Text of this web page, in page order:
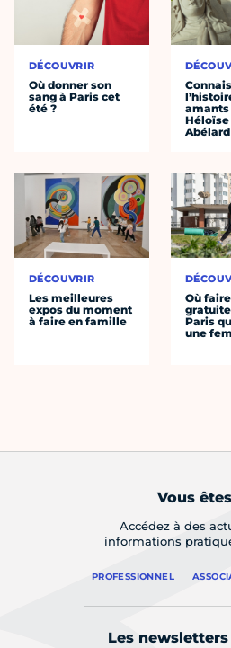
DÉCOUVRIR
Où donner son
sang à Paris cet
été ?
DÉCOUVRIR
Les meilleures
expos du moment
à faire en famille
Abélard
Où
Paris
une
Vous
Accédez à des
informations
PROFESSIONNEL
Les